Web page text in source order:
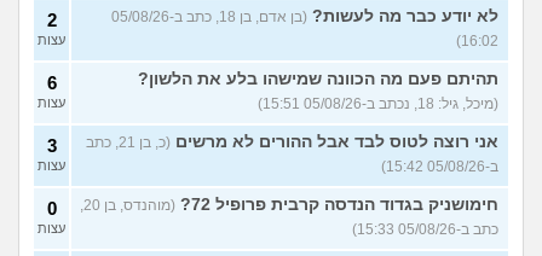
מרגישה לגבי זה (תמר, בת 20)
אפשרי לקבל מנ״תית בסירוב
בבאקום?
(ליה, בת 20)
0
עצות
מסלול אופק מודיעין - האם
2
מה לסמן בשאלון העדפות אם
אני לא רוצה קרבי?
1
עוד שאלות חדשות במדור
לא יודע כבר מה לעשות?
(בן אדם, בן 18, כתב ב-05/08/26
16:02)
2
עצות
תהיתם פעם מה הכוונה שמישהו בלע את הלשון?
(מיכל, גיל: 18, נכתב ב-05/08/26 15:51)
6
עצות
אני רוצה לטוס לבד אבל ההורים לא מרשים
(כ, בן 21, כתב
ב-05/08/26 15:42)
3
עצות
חימושניק בגדוד הנדסה קרבית פרופיל 72?
(מוהנדס, בן 20,
כתב ב-05/08/26 15:33)
0
עצות